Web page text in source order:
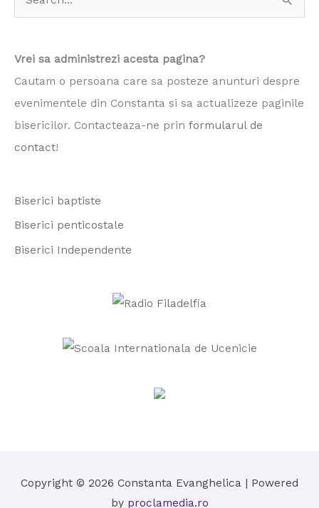
:
Vrei sa administrezi acesta pagina?
Cautam o persoana care sa posteze anunturi despre
evenimentele din Constanta si sa actualizeze paginile
bisericilor. Contacteaza-ne prin formularul de
contact!
Biserici baptiste
Biserici penticostale
Biserici Independente
Copyright © 2026 Constanta Evanghelica | Powered
by proclamedia.ro